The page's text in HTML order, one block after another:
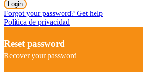
Login
Forgot your password? Get help
Política de privacidad
Reset password
Recover your password